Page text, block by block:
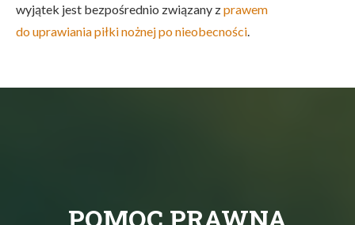
wyjątek jest bezpośrednio związany zprawem
do uprawiania piłki nożnej po nieobecności.